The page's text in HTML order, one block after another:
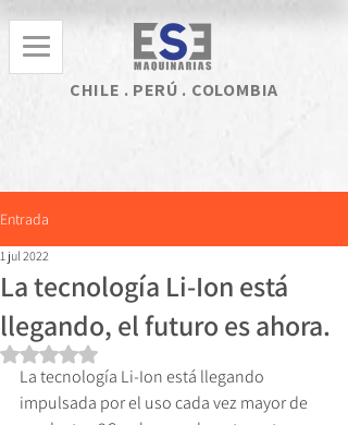
CHILE . PERÚ . COLOMBIA
Entrada
La tecnología Li-Ion está
llegando, el futuro es ahora.
1 jul 2022
Obtuvo NaN de 5 estrellas.
La tecnología Li-Ion está llegando
impulsada por el uso cada vez mayor de